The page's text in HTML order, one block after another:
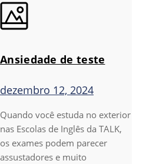
Ansiedade de teste
dezembro 12, 2024
Quando você estuda no exterior
nas Escolas de Inglês da TALK,
os exames podem parecer
assustadores e muito